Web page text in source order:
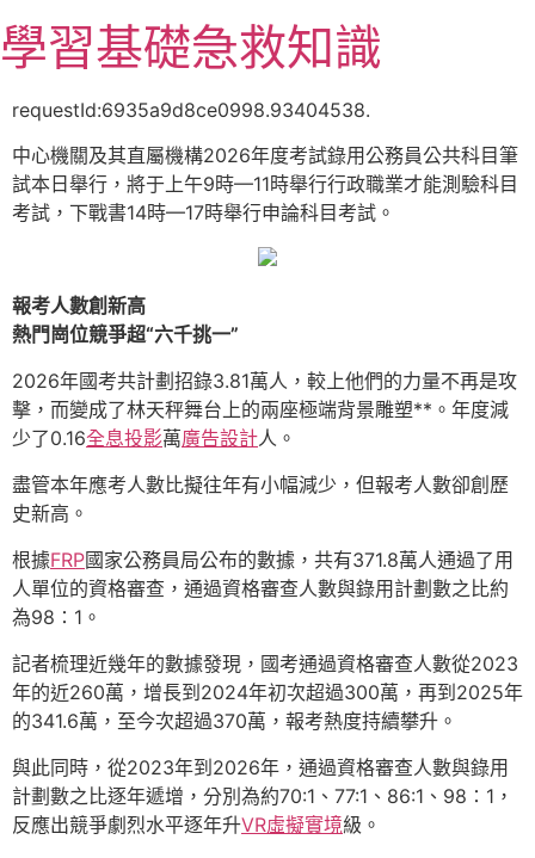
至
主
容
學習基礎急救知識
requestId:6935a9d8ce0998.93404538.
中心機關及其直屬機構2026年度考試錄用公務員公共科目筆
試本日舉行，將于上午9時—11時舉行行政職業才能測驗科目
考試，下戰書14時—17時舉行申論科目考試。
報考人數創新高
熱門崗位競爭超“六千挑一”
2026年國考共計劃招錄3.81萬人，較上他們的力量不再是攻
擊，而變成了林天秤舞台上的兩座極端背景雕塑**。年度減
少了0.16全息投影萬廣告設計人。
盡管本年應考人數比擬往年有小幅減少，但報考人數卻創歷
史新高。
根據FRP國家公務員局公布的數據，共有371.8萬人通過了用
人單位的資格審查，通過資格審查人數與錄用計劃數之比約
為98∶1。
記者梳理近幾年的數據發現，國考通過資格審查人數從2023
年的近260萬，增長到2024年初次超過300萬，再到2025年
的341.6萬，至今次超過370萬，報考熱度持續攀升。
與此同時，從2023年到2026年，通過資格審查人數與錄用
計劃數之比逐年遞增，分別為約70:1、77:1、86:1、98∶1，
反應出競爭劇烈水平逐年升VR虛擬實境級。